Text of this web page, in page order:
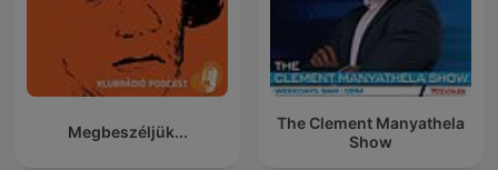
Megbeszéljük...
The Clement Manyathela
Show